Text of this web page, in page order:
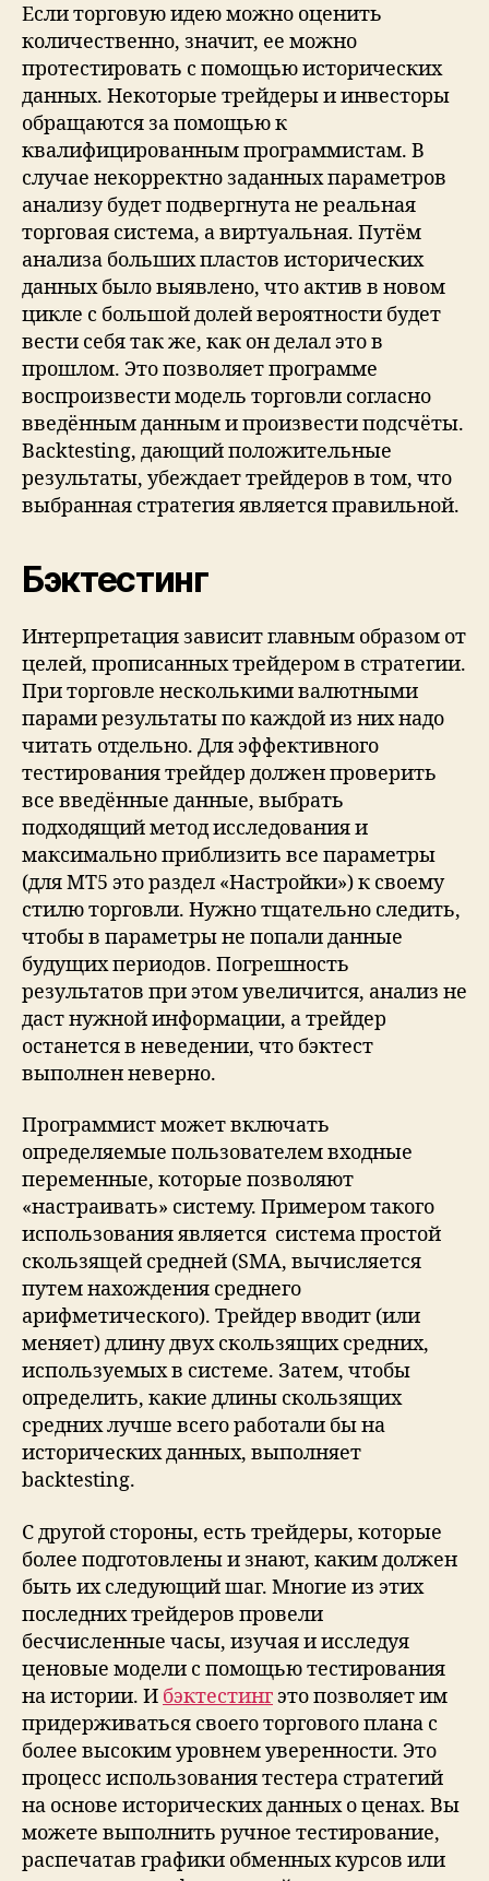
Если торговую идею можно оценить
количественно, значит, ее можно
протестировать с помощью исторических
данных. Некоторые трейдеры и инвесторы
обращаются за помощью к
квалифицированным программистам. В
случае некорректно заданных параметров
анализу будет подвергнута не реальная
торговая система, а виртуальная. Путём
анализа больших пластов исторических
данных было выявлено, что актив в новом
цикле с большой долей вероятности будет
вести себя так же, как он делал это в
прошлом. Это позволяет программе
воспроизвести модель торговли согласно
введённым данным и произвести подсчёты.
Backtesting, дающий положительные
результаты, убеждает трейдеров в том, что
выбранная стратегия является правильной.
Бэктестинг
Интерпретация зависит главным образом от
целей, прописанных трейдером в стратегии.
При торговле несколькими валютными
парами результаты по каждой из них надо
читать отдельно. Для эффективного
тестирования трейдер должен проверить
все введённые данные, выбрать
подходящий метод исследования и
максимально приблизить все параметры
(для МТ5 это раздел «Настройки») к своему
стилю торговли. Нужно тщательно следить,
чтобы в параметры не попали данные
будущих периодов. Погрешность
результатов при этом увеличится, анализ не
даст нужной информации, а трейдер
останется в неведении, что бэктест
выполнен неверно.
Программист может включать
определяемые пользователем входные
переменные, которые позволяют
«настраивать» систему. Примером такого
использования является система простой
скользящей средней (SMA, вычисляется
путем нахождения среднего
арифметического). Трейдер вводит (или
меняет) длину двух скользящих средних,
используемых в системе. Затем, чтобы
определить, какие длины скользящих
средних лучше всего работали бы на
исторических данных, выполняет
backtesting.
С другой стороны, есть трейдеры, которые
более подготовлены и знают, каким должен
быть их следующий шаг. Многие из этих
последних трейдеров провели
бесчисленные часы, изучая и исследуя
ценовые модели с помощью тестирования
на истории. И бэктестингэто позволяет им
придерживаться своего торгового плана с
более высоким уровнем уверенности. Это
процесс использования тестера стратегий
на основе исторических данных о ценах. Вы
можете выполнить ручное тестирование,
распечатав графики обменных курсов или